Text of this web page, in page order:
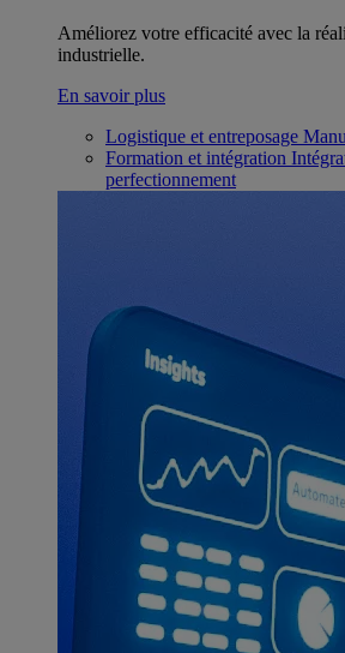
Améliorez votre efficacité avec la
industrielle.
En savoir plus
Logistique et entreposage
Formation et intégration
perfectionnement